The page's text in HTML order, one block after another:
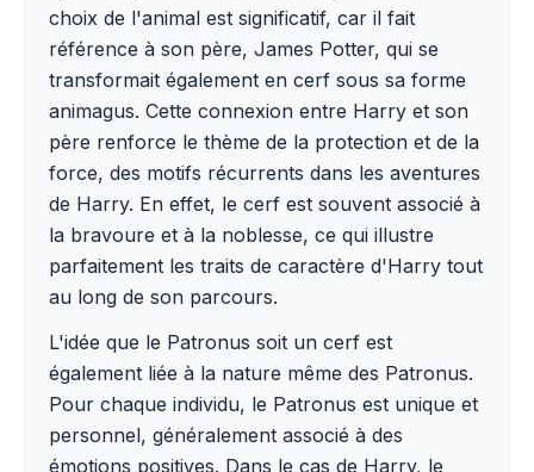
choix de l'animal est significatif, car il fait
référence à son père, James Potter, qui se
transformait également en cerf sous sa forme
animagus. Cette connexion entre Harry et son
père renforce le thème de la protection et de la
force, des motifs récurrents dans les aventures
de Harry. En effet, le cerf est souvent associé à
la bravoure et à la noblesse, ce qui illustre
parfaitement les traits de caractère d'Harry tout
au long de son parcours.
L'idée que le Patronus soit un cerf est
également liée à la nature même des Patronus.
Pour chaque individu, le Patronus est unique et
personnel, généralement associé à des
émotions positives. Dans le cas de Harry, le